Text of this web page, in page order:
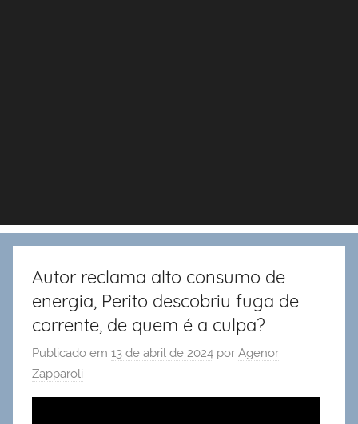
Autor reclama alto consumo de
energia, Perito descobriu fuga de
corrente, de quem é a culpa?
Publicado em 13 de abril de 2024 por Agenor
Zapparoli